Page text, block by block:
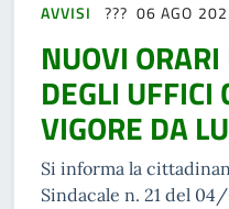
AVVISI 06 AGO
NUOVI
DEGLI
VIGORE DA
Si informa la
Sindacale n. 21 del